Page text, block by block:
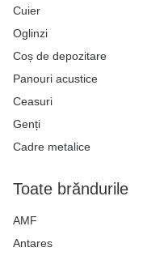
Cuier
Oglinzi
Coș de depozitare
Panouri acustice
Ceasuri
Genți
Cadre metalice
Toate brăndurile
AMF
Antares